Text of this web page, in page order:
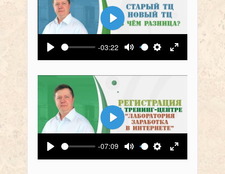
Воспроизвести
-03:22
Выключить звук
Настройки
На весь
Воспроизвести
Воспроизвести
-07:09
Выключить звук
Настройки
На весь
Воспроизвести